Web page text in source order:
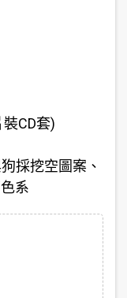
CD套)
採挖空圖案、
系